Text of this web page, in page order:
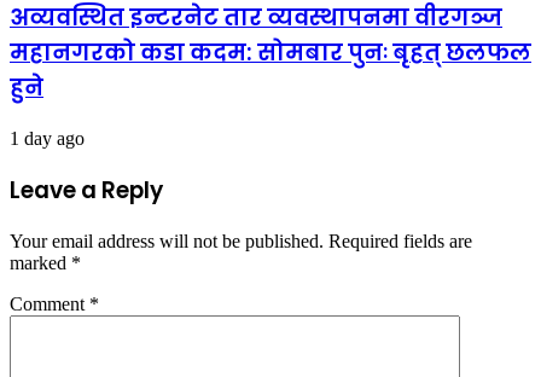
अव्यवस्थित इन्टरनेट तार व्यवस्थापनमा वीरगञ्ज
महानगरको कडा कदम: सोमबार पुनः बृहत् छलफल
हुने
1 day ago
Leave a Reply
Your email address will not be published. Required fields are
marked *
Comment *